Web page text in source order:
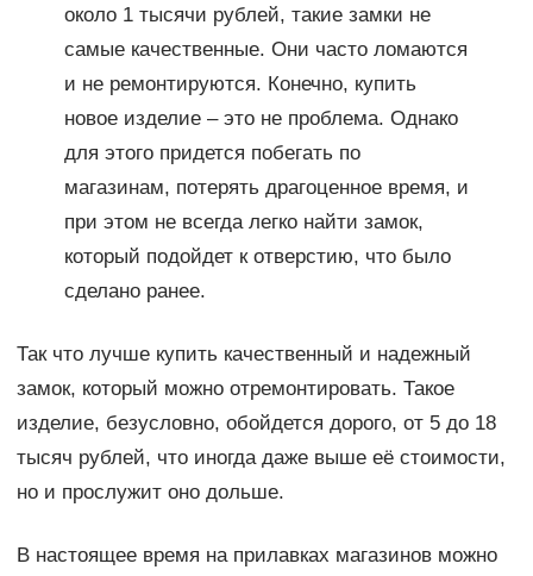
около 1 тысячи рублей, такие замки не
самые качественные. Они часто ломаются
и не ремонтируются. Конечно, купить
новое изделие – это не проблема. Однако
для этого придется побегать по
магазинам, потерять драгоценное время, и
при этом не всегда легко найти замок,
который подойдет к отверстию, что было
сделано ранее.
Так что лучше купить качественный и надежный
замок, который можно отремонтировать. Такое
изделие, безусловно, обойдется дорого, от 5 до 18
тысяч рублей, что иногда даже выше её стоимости,
но и прослужит оно дольше.
В настоящее время на прилавках магазинов можно